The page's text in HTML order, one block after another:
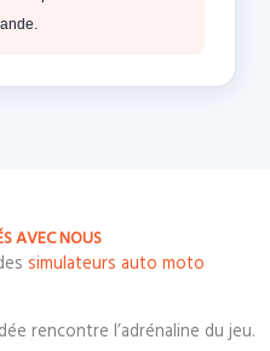
AVEC NOUS
simulateurs auto moto
rencontre l’adrénaline du jeu.